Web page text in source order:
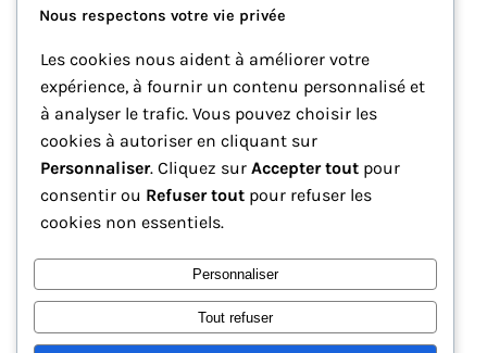
E-mail*
Site web
Enregistrer mon nom, mon e-mail et mon site dans le
navigateur pour mon prochain commentaire.
Nous respectons votre vie privée
Les cookies nous aident à améliorer votre
expérience, à fournir un contenu personnalisé et
à analyser le trafic. Vous pouvez choisir les
cookies à autoriser en cliquant sur
Personnaliser. Cliquez sur Accepter tout pour
consentir ou Refuser tout pour refuser les
cookies non essentiels.
Personnaliser
Tout refuser